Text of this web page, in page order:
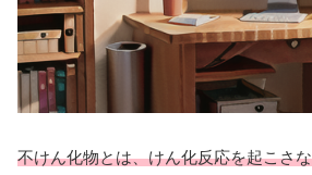
不けん化物とは、けん化反応を起こさ